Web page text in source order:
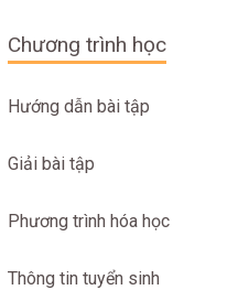
Chương trình học
Hướng dẫn bài tập
Giải bài tập
Phương trình hóa học
Thông tin tuyển sinh